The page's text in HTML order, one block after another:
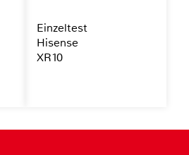
Einzeltest
Hisense
XR10